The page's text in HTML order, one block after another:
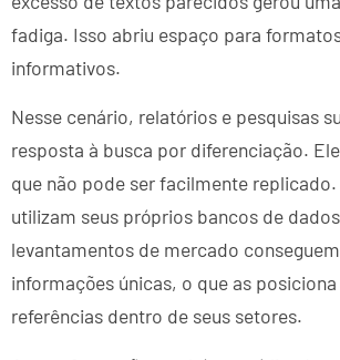
fadiga. Isso abriu espaço para
informativos.
Nesse cenário, relatórios e pesquisas
resposta à busca por diferenciação.
que não pode ser facilmente
utilizam seus próprios bancos de
levantamentos de mercado
informações únicas, o que as
referências dentro de seus setores.